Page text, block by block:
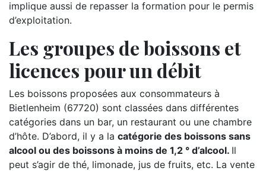
implique aussi de repasser la formation pour le permis
d’exploitation.
Les groupes de boissons et
licences pour un débit
Les boissons proposées aux consommateurs à
Bietlenheim (67720) sont classées dans différentes
catégories dans un bar, un restaurant ou une chambre
d’hôte. D’abord, il y a la catégorie des boissons sans
alcool ou des boissons à moins de 1,2 ° d’alcool. Il
peut s’agir de thé, limonade, jus de fruits, etc. La vente